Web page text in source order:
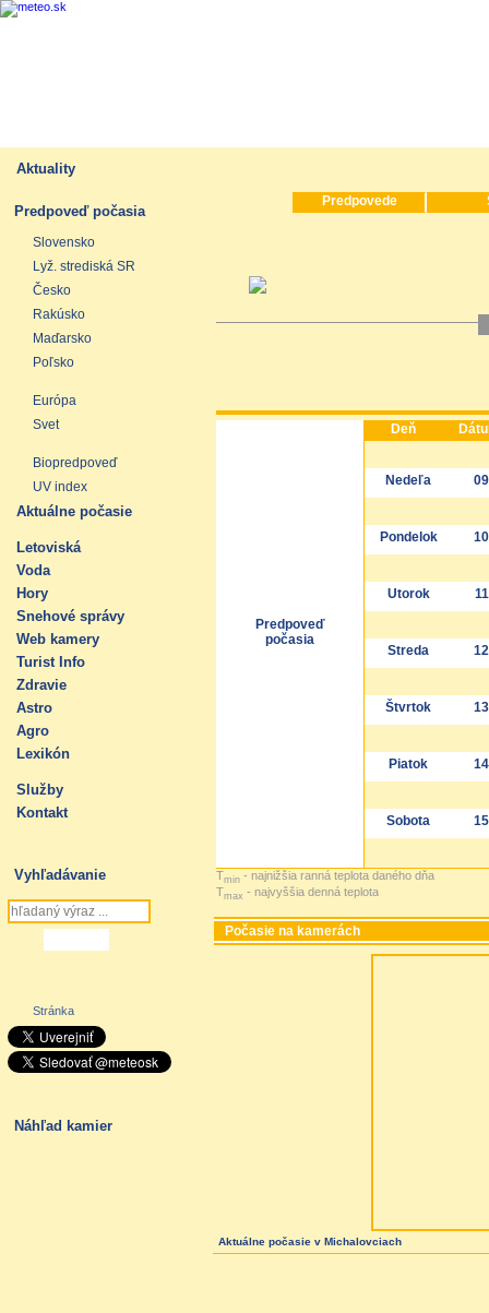
Aktuality
Predpoveď počasia
Slovensko
Lyž. strediská SR
Česko
Rakúsko
Maďarsko
Poľsko
Európa
Svet
Biopredpoveď
UV index
Aktuálne počasie
Letoviská
Voda
Hory
Snehové správy
Web kamery
Turist Info
Zdravie
Astro
Agro
Lexikón
Služby
Kontakt
Vyhľadávanie
Stránka
Náhľad kamier
Predpovede
Predpoveď
počasia
Deň
Nedeľa
Pondelok
Utorok
Streda
Štvrtok
Piatok
Sobota
Tmin - najnižšia ranná teplota daného dňa
Tmax - najvyššia denná teplota
Počasie na kamerách
Aktuálne počasie v Michalovciach